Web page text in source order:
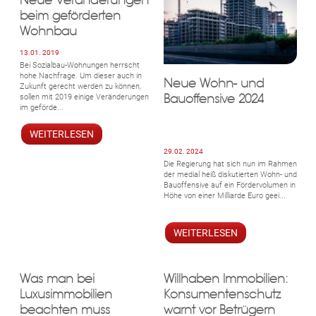
beim geförderten
Wohnbau
13.01. 2019
Bei Sozialbau-Wohnungen herrscht
hohe Nachfrage. Um dieser auch in
Zukunft gerecht werden zu können,
sollen mit 2019 einige Veränderungen
im geförde...
WEITERLESEN
Neue Wohn- und
Bauoffensive 2024
29.02. 2024
Die Regierung hat sich nun im Rahmen
der medial heiß diskutierten Wohn- und
Bauoffensive auf ein Fördervolumen in
Höhe von einer Milliarde Euro geei...
WEITERLESEN
Was man bei
Luxusimmobilien
beachten muss
Willhaben Immobilien:
Konsumentenschutz
warnt vor Betrügern